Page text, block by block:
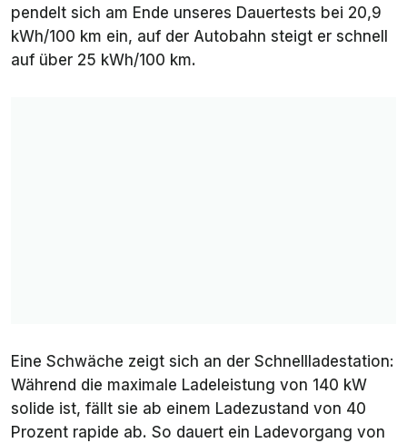
pendelt sich am Ende unseres Dauertests bei 20,9
kWh/100 km ein, auf der Autobahn steigt er schnell
auf über 25 kWh/100 km.
Eine Schwäche zeigt sich an der Schnellladestation:
Während die maximale Ladeleistung von 140 kW
solide ist, fällt sie ab einem Ladezustand von 40
Prozent rapide ab. So dauert ein Ladevorgang von